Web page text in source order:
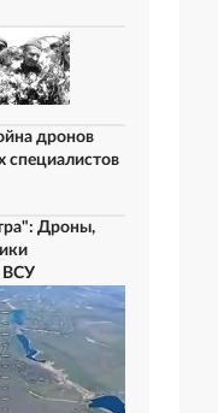
дронов
специалистов
Дроны,
ВСУ